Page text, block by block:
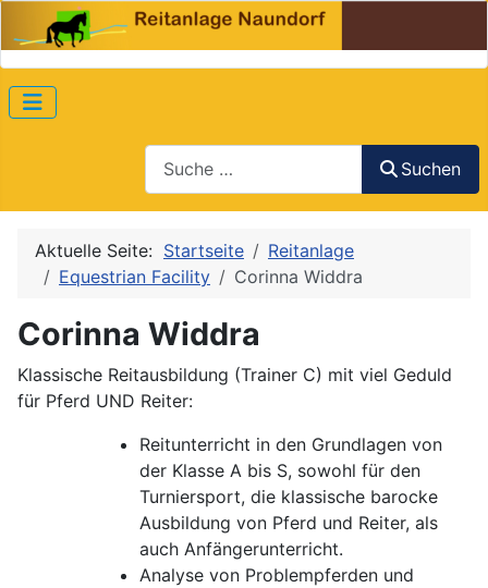
Suchen
Suchen
Aktuelle Seite: Startseite
Reitanlage
Equestrian Facility
Corinna Widdra
Corinna Widdra
Klassische Reitausbildung (Trainer C) mit viel Geduld
für Pferd UND Reiter:
Reitunterricht in den Grundlagen von
der Klasse A bis S, sowohl für den
Turniersport, die klassische barocke
Ausbildung von Pferd und Reiter, als
auch Anfängerunterricht.
Analyse von Problempferden und